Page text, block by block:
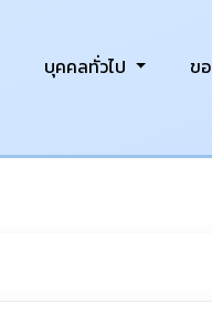
บุคคลทั่วไป ข